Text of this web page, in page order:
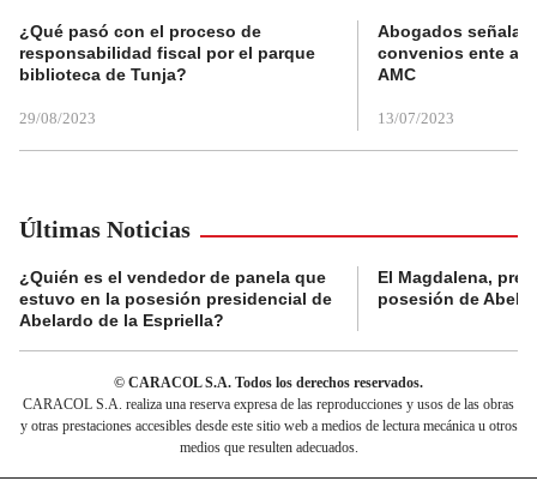
¿Qué pasó con el proceso de
responsabilidad fiscal por el parque
biblioteca de Tunja?
29/08/2023
Abogados
convenios ente
AMC
13/07/2023
Últimas Noticias
¿Quién es el vendedor de panela que
estuvo en la posesión presidencial de
Abelardo de la Espriella?
El Magdalena,
posesión de
© CARACOL S.A. Todos los derechos reservados.
CARACOL S.A. realiza una reserva expresa de las reproducciones y usos de las obras
y otras prestaciones accesibles desde este sitio web a medios de lectura mecánica u otros
medios que resulten adecuados.